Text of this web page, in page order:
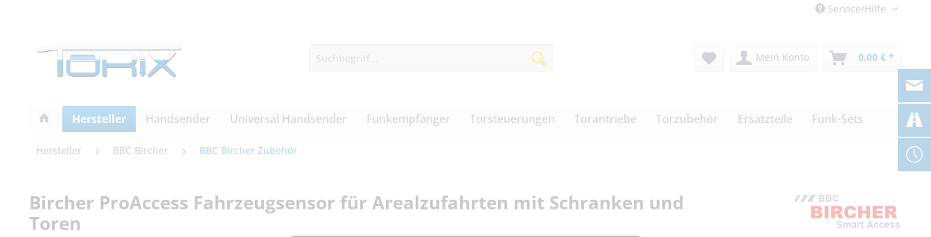
Service/Hilfe
Mein Konto 0,00 € *
Hersteller Handsender Universal Handsender Funkempfänger Torsteuerungen Torantriebe Torzubehör Ersatzteile Funk-Sets
Hersteller BBC Bircher BBC Bircher Zubehör
Bircher ProAccess Fahrzeugsensor für Arealzufahrten mit Schranken und
Toren